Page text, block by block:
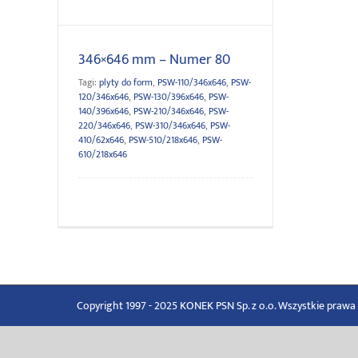
346×646 mm – Numer 80
Tagi: plyty do form, PSW-110/346x646, PSW-
120/346x646, PSW-130/396x646, PSW-
140/396x646, PSW-210/346x646, PSW-
220/346x646, PSW-310/346x646, PSW-
410/62x646, PSW-510/218x646, PSW-
610/218x646
Copyright 1997 - 2025 KONEK PSN Sp. z o.o. Wszystkie